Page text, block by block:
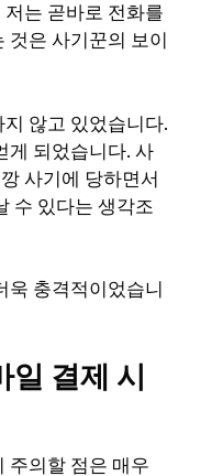
는 곧바로 전화를
것은 사기꾼의 보이
않고 있었습니다.
게 되었습니다. 사
사기에 당하면서
수 있다는 생각조
욱 충격적이었습니
일 결제 시
주의할 점은 매우